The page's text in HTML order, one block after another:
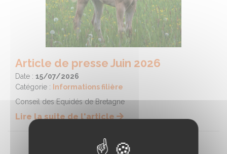
Article de presse Juin 2026
Date : 15/07/2026
Catégorie :
Informations filière
Conseil des Equidés de Bretagne
Lire la suite de l'article